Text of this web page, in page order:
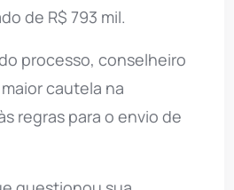
de R$ 793 mil.
processo, conselheiro
cautela na
regras para o envio de